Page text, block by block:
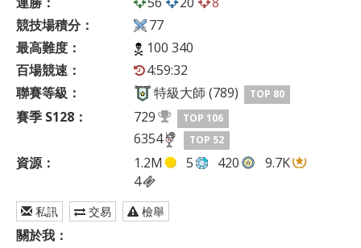
競技場積分：
77
最高難度：
100 340
百場競速：
4:59:32
聯賽等級：
特級大師 (789) TOP 80
賽季 S128： 729 TOP 106
6354 TOP 52
資源： 1.2M 5 420
9.7K
4
私訊 交易 檢舉
關於我：